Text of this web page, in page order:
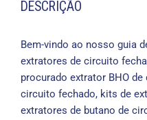
DESCRIÇÃO
Bem-vindo ao nosso guia
extratores de circuito
procurado extrator BHO
circuito fechado, kits de
extratores de butano de